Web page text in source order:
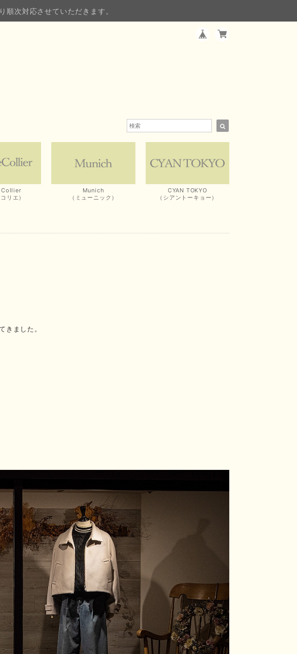
順次対応させていただきます。
Collier
リエ）
Munich
（ミューニック）
CYAN TOKYO
（シアントーキョー）
きました。